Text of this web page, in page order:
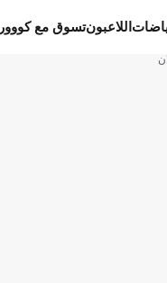
اللاعبونتسوق مع